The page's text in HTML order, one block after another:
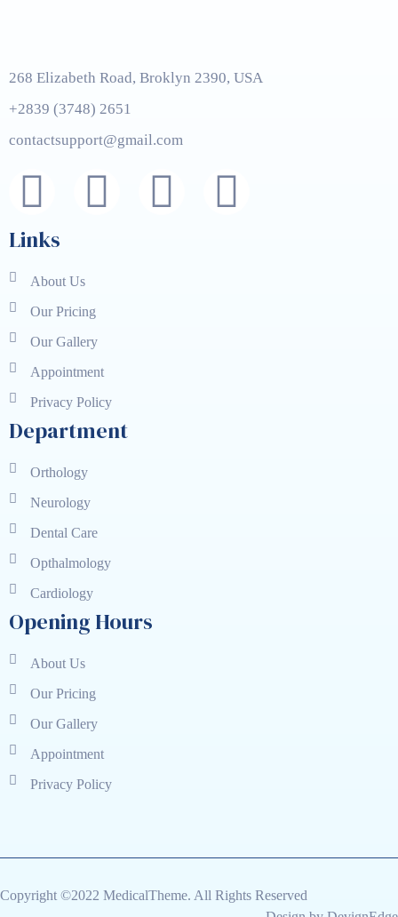
268 Elizabeth Road, Broklyn 2390, USA
+2839 (3748) 2651
contactsupport@gmail.com
Links
About Us
Our Pricing
Our Gallery
Appointment
Privacy Policy
Department
Orthology
Neurology
Dental Care
Opthalmology
Cardiology
Opening Hours
About Us
Our Pricing
Our Gallery
Appointment
Privacy Policy
Copyright ©2022 MedicalTheme. All Rights Reserved